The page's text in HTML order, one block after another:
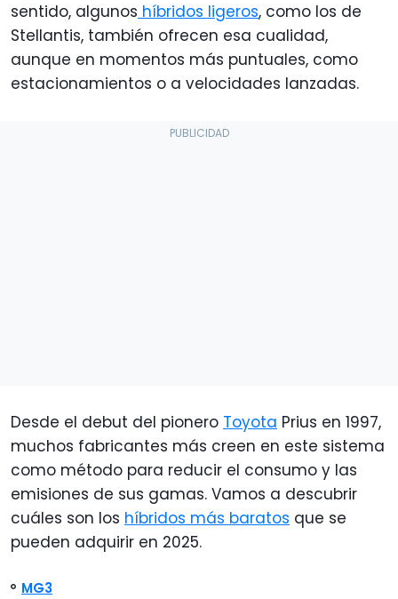
sentido, algunos híbridos ligeros, como los de
Stellantis, también ofrecen esa cualidad,
aunque en momentos más puntuales, como
estacionamientos o a velocidades lanzadas.
Desde el debut del pionero Toyota Prius en 1997,
muchos fabricantes más creen en este sistema
como método para reducir el consumo y las
emisiones de sus gamas. Vamos a descubrir
cuáles son los híbridos más baratos que se
pueden adquirir en 2025.
MG3